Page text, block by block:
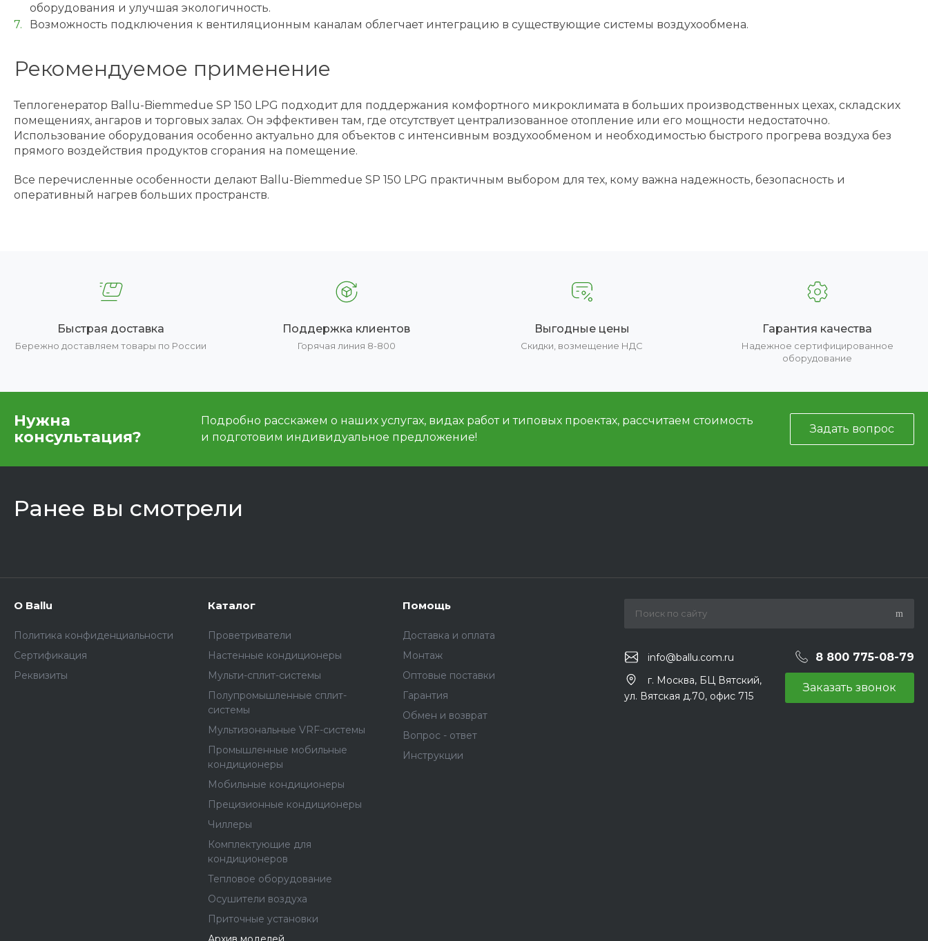
оборудования и улучшая экологичность.
Возможность подключения к вентиляционным каналам облегчает интеграцию в существующие системы воздухообмена.
Рекомендуемое применение
Теплогенератор Ballu-Biemmedue SP 150 LPG подходит для поддержания комфортного микроклимата в больших производственных цехах, складских
помещениях, ангаров и торговых залах. Он эффективен там, где отсутствует централизованное отопление или его мощности недостаточно.
Использование оборудования особенно актуально для объектов с интенсивным воздухообменом и необходимостью быстрого прогрева воздуха без
прямого воздействия продуктов сгорания на помещение.
Все перечисленные особенности делают Ballu-Biemmedue SP 150 LPG практичным выбором для тех, кому важна надежность, безопасность и
оперативный нагрев больших пространств.
Быстрая доставка
Бережно доставляем товары по России
Поддержка клиентов
Горячая линия 8-800
Выгодные цены
Скидки, возмещение НДС
Гарантия качества
Надежное сертифицированное
оборудование
Нужна
консультация?
Подробно расскажем о наших услугах, видах работ и типовых проектах, рассчитаем стоимость
и подготовим индивидуальное предложение!
Задать вопрос
Ранее вы смотрели
О Ballu
Политика конфиденциальности
Сертификация
Реквизиты
Каталог
Проветриватели
Настенные кондиционеры
Мульти-сплит-системы
Полупромышленные сплит-
системы
Мультизональные VRF-системы
Промышленные мобильные
кондиционеры
Мобильные кондиционеры
Прецизионные кондиционеры
Чиллеры
Комплектующие для
кондиционеров
Тепловое оборудование
Осушители воздуха
Приточные установки
Помощь
Доставка и оплата
Монтаж
Оптовые поставки
Гарантия
Обмен и возврат
Вопрос - ответ
Инструкции
info@ballu.com.ru 8 800 775-08-79
г. Москва, БЦ Вятский,
ул. Вятская д.70, офис 715
Заказать звонок